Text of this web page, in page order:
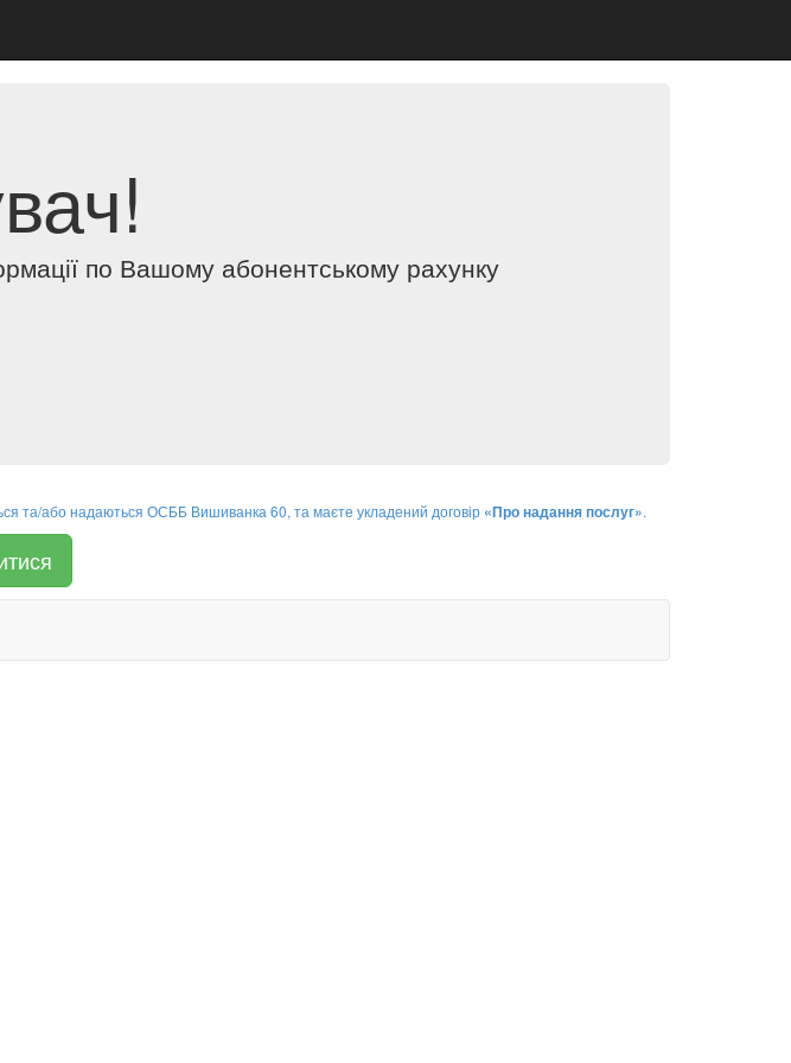
по Вашому абонентському рахунку
та/або надаються ОСББ Вишиванка 60, та маєте укладений договір «Про надання послуг».